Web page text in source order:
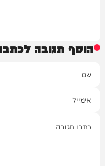
הוסף תגובה